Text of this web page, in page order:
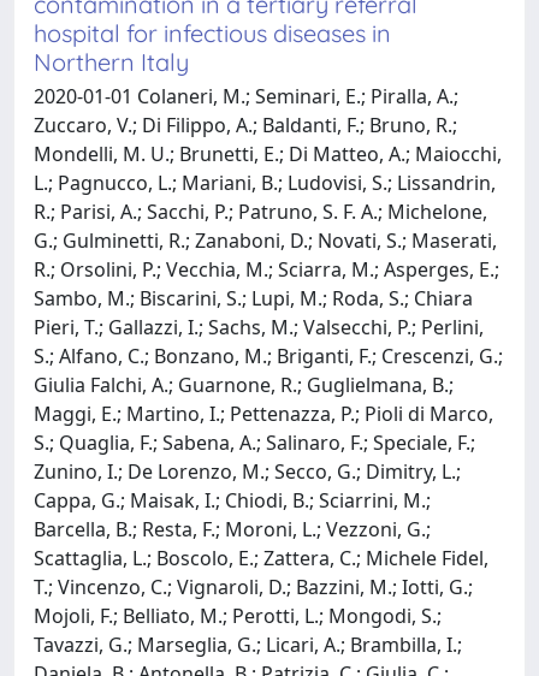
hospital for infectious diseases in
Northern Italy
2020-01-01 Colaneri, M.; Seminari, E.; Piralla, A.;
Zuccaro, V.; Di Filippo, A.; Baldanti, F.; Bruno, R.;
Mondelli, M. U.; Brunetti, E.; Di Matteo, A.; Maiocchi,
L.; Pagnucco, L.; Mariani, B.; Ludovisi, S.; Lissandrin,
R.; Parisi, A.; Sacchi, P.; Patruno, S. F. A.; Michelone,
G.; Gulminetti, R.; Zanaboni, D.; Novati, S.; Maserati,
R.; Orsolini, P.; Vecchia, M.; Sciarra, M.; Asperges, E.;
Sambo, M.; Biscarini, S.; Lupi, M.; Roda, S.; Chiara
Pieri, T.; Gallazzi, I.; Sachs, M.; Valsecchi, P.; Perlini,
S.; Alfano, C.; Bonzano, M.; Briganti, F.; Crescenzi, G.;
Giulia Falchi, A.; Guarnone, R.; Guglielmana, B.;
Maggi, E.; Martino, I.; Pettenazza, P.; Pioli di Marco,
S.; Quaglia, F.; Sabena, A.; Salinaro, F.; Speciale, F.;
Zunino, I.; De Lorenzo, M.; Secco, G.; Dimitry, L.;
Cappa, G.; Maisak, I.; Chiodi, B.; Sciarrini, M.;
Barcella, B.; Resta, F.; Moroni, L.; Vezzoni, G.;
Scattaglia, L.; Boscolo, E.; Zattera, C.; Michele Fidel,
T.; Vincenzo, C.; Vignaroli, D.; Bazzini, M.; Iotti, G.;
Mojoli, F.; Belliato, M.; Perotti, L.; Mongodi, S.;
Tavazzi, G.; Marseglia, G.; Licari, A.; Brambilla, I.;